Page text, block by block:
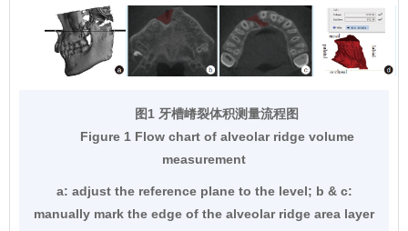
图1 牙槽嵴裂体积测量流程图
Figure 1 Flow chart of alveolar ridge volume
measurement
a: adjust the reference plane to the level; b & c:
manually mark the edge of the alveolar ridge area layer